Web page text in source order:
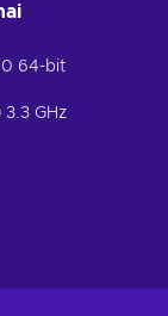
64-bit
3.3 GHz